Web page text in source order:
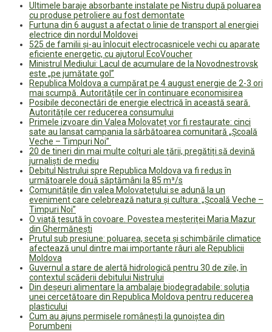
Ultimele baraje absorbante instalate pe Nistru după poluarea
cu produse petroliere au fost demontate
Furtuna din 6 august a afectat o linie de transport al energiei
electrice din nordul Moldovei
525 de familii și-au înlocuit electrocasnicele vechi cu aparate
eficiente energetic, cu ajutorul EcoVoucher
Ministrul Mediului: Lacul de acumulare de la Novodnestrovsk
este „pe jumătate gol”
Republica Moldova a cumpărat pe 4 august energie de 2-3 ori
mai scumpă. Autoritățile cer în continuare economisirea
Posibile deconectări de energie electrică în această seară.
Autoritățile cer reducerea consumului
Primele izvoare din Valea Molovateț vor fi restaurate: cinci
sate au lansat campania la sărbătoarea comunitară „Școală
Veche – Timpuri Noi”
20 de tineri din mai multe colțuri ale țării, pregătiți să devină
jurnaliști de mediu
Debitul Nistrului spre Republica Moldova va fi redus în
următoarele două săptămâni la 85 m³/s
Comunitățile din valea Molovatețului se adună la un
eveniment care celebrează natura și cultura: „Școală Veche –
Timpuri Noi”
O viață țesută în covoare. Povestea meșteriței Maria Mazur
din Ghermănești
Prutul sub presiune: poluarea, seceta și schimbările climatice
afectează unul dintre mai importante râuri ale Republicii
Moldova
Guvernul a stare de alertă hidrologică pentru 30 de zile, în
contextul scăderii debitului Nistrului
Din deșeuri alimentare la ambalaje biodegradabile: soluția
unei cercetătoare din Republica Moldova pentru reducerea
plasticului
Cum au ajuns permisele românești la gunoiștea din
Porumbeni